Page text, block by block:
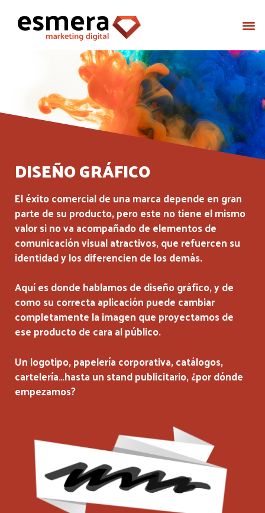
DISEÑO GRÁFICO
El éxito comercial de una marca depende en gran
parte de su producto, pero este no tiene el mismo
valor si no va acompañado de elementos de
comunicación visual atractivos, que refuercen su
identidad y los diferencien de los demás.
Aquí es donde hablamos de diseño gráfico, y de
como su correcta aplicación puede cambiar
completamente la imagen que proyectamos de
ese producto de cara al público.
Un logotipo, papelería corporativa, catálogos,
cartelería…hasta un stand publicitario, ¿por dónde
empezamos?